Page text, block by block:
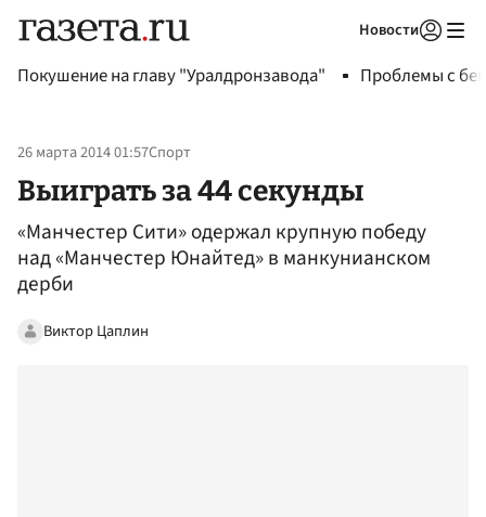
Новости
Покушение на главу "Уралдронзавода" Проблемы с
26 марта 2014 01:57Спорт
Выиграть за 44 секунды
«Манчестер Сити» одержал крупную победу
над «Манчестер Юнайтед» в манкунианском
дерби
Виктор Цаплин